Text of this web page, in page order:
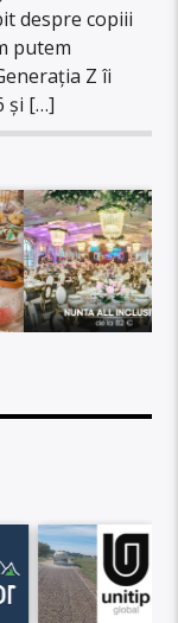
despre copiii
putem
Z îi
și […]